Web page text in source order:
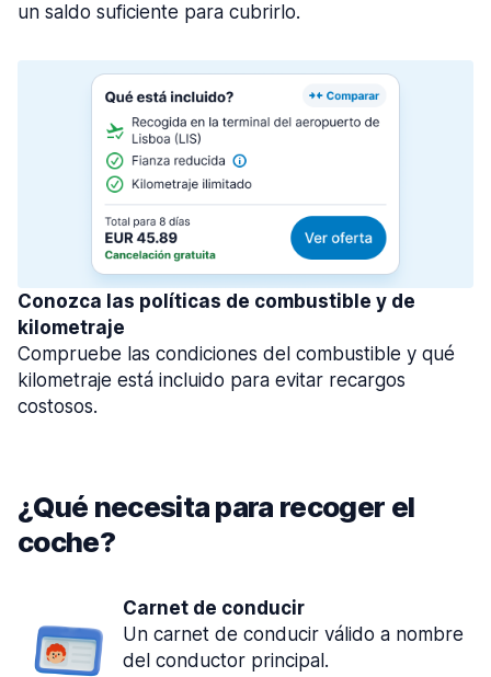
un saldo suficiente para cubrirlo.
Conozca las políticas de combustible y de
kilometraje
Compruebe las condiciones del combustible y qué
kilometraje está incluido para evitar recargos
costosos.
¿Qué necesita para recoger el
coche?
Carnet de conducir
Un carnet de conducir válido a nombre
del conductor principal.